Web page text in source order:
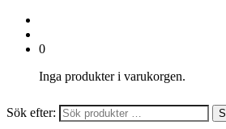
0
Inga produkter i varukorgen.
Sök efter: